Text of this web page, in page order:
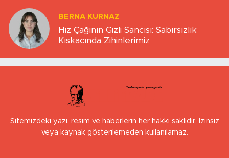
BERNA KURNAZ
Hız Çağının Gizli Sancısı: Sabırsızlık
Kıskacında Zihinlerimiz
Sitemizdeki yazı, resim ve haberlerin her hakkı saklıdır. İzinsiz
veya kaynak gösterilemeden kullanılamaz.